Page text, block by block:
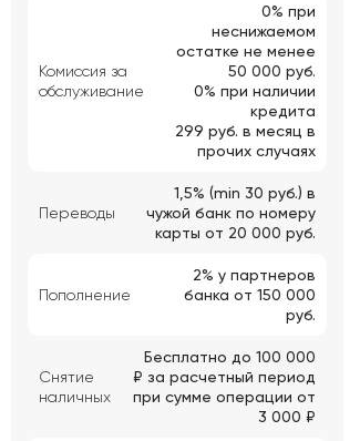
Комиссия за
обслуживание
0% при
неснижаемом
остатке не менее
50 000 руб.
0% при наличии
кредита
299 руб. в месяц в
прочих случаях
Переводы
1,5% (min 30 руб.) в
чужой банк по номеру
карты от 20 000 руб.
Пополнение
2% у партнеров
банка от 150 000
руб.
Снятие
наличных
Бесплатно до 100 000
₽ за расчетный период
при сумме операции от
3 000 ₽